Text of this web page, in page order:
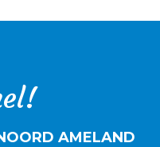
AMELAND